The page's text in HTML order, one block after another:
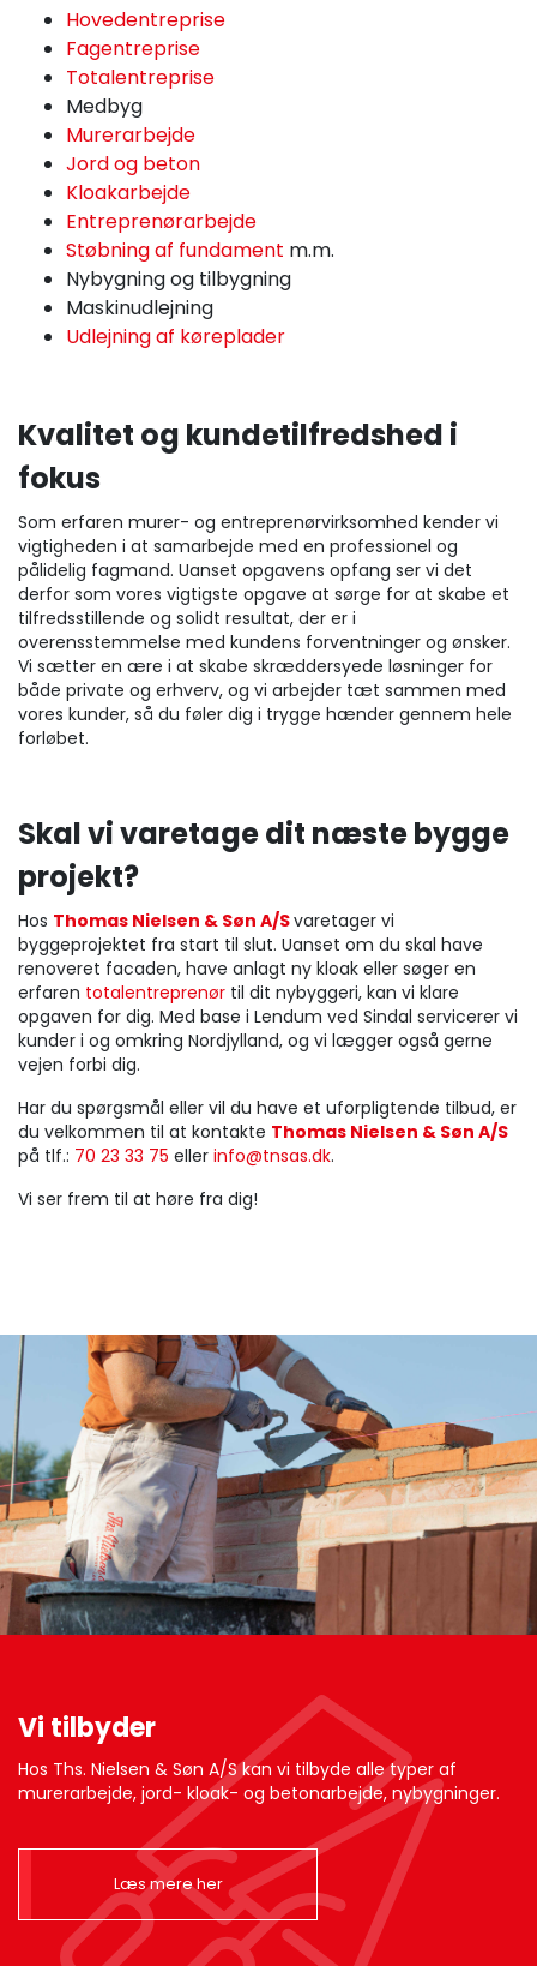
Hovedentreprise
Fagentreprise
Totalentreprise
Medbyg
Murerarbejde
Jord og beton
Kloakarbejde
Entreprenørarbejde
Støbning af fundament m.m.
Nybygning og tilbygning
Maskinudlejning
Udlejning af køreplader
Kvalitet og kundetilfredshed i
fokus
Som erfaren murer- og entreprenørvirksomhed kender vi
vigtigheden i at samarbejde med en professionel og
pålidelig fagmand. Uanset opgavens opfang ser vi det
derfor som vores vigtigste opgave at sørge for at skabe et
tilfredsstillende og solidt resultat, der er i
overensstemmelse med kundens forventninger og ønsker.
Vi sætter en ære i at skabe skræddersyede løsninger for
både private og erhverv, og vi arbejder tæt sammen med
vores kunder, så du føler dig i trygge hænder gennem hele
forløbet.
Skal vi varetage dit næste bygge
projekt?
Hos Thomas Nielsen & Søn A/Svaretager vi
byggeprojektet fra start til slut. Uanset om du skal have
renoveret facaden, have anlagt ny kloak eller søger en
erfaren totalentreprenør til dit nybyggeri, kan vi klare
opgaven for dig. Med base i Lendum ved Sindal servicerer vi
kunder i og omkring Nordjylland, og vi lægger også gerne
vejen forbi dig.
Har du spørgsmål eller vil du have et uforpligtende tilbud, er
du velkommen til at kontakte Thomas Nielsen & Søn A/S
på tlf.: 70 23 33 75 eller info@tnsas.dk.
Vi ser frem til at høre fra dig!
Vi tilbyder
Hos Ths. Nielsen & Søn A/S kan vi tilbyde alle typer af
murerarbejde, jord- kloak- og betonarbejde, nybygninger.
Læs mere her